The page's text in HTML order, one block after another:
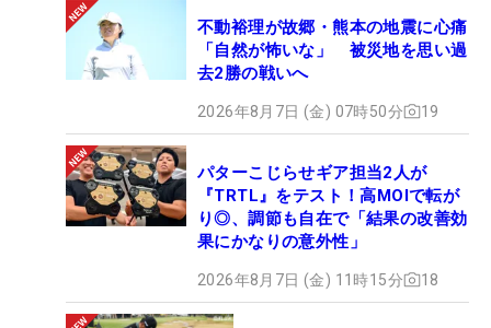
不動裕理が故郷・熊本の地震に心痛
「自然が怖いな」 被災地を思い過
去2勝の戦いへ
2026年8月7日 (金) 07時50分 19
パターこじらせギア担当2人が
『TRTL』をテスト！高MOIで転が
り◎、調節も自在で「結果の改善効
果にかなりの意外性」
2026年8月7日 (金) 11時15分 18